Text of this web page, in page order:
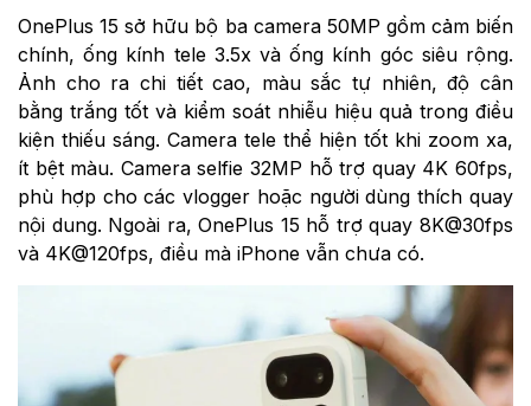
OnePlus 15 sở hữu bộ ba camera 50MP gồm cảm biến
chính, ống kính tele 3.5x và ống kính góc siêu rộng.
Ảnh cho ra chi tiết cao, màu sắc tự nhiên, độ cân
bằng trắng tốt và kiểm soát nhiễu hiệu quả trong điều
kiện thiếu sáng. Camera tele thể hiện tốt khi zoom xa,
ít bệt màu. Camera selfie 32MP hỗ trợ quay 4K 60fps,
phù hợp cho các vlogger hoặc người dùng thích quay
nội dung. Ngoài ra, OnePlus 15 hỗ trợ quay 8K@30fps
và 4K@120fps, điều mà iPhone vẫn chưa có.